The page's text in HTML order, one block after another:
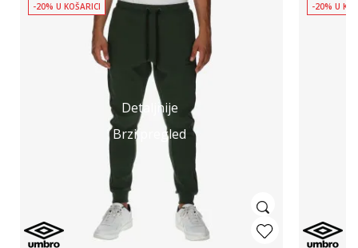
Detaljnije
Brzi pregled
-20% U KOŠARICI -20% U